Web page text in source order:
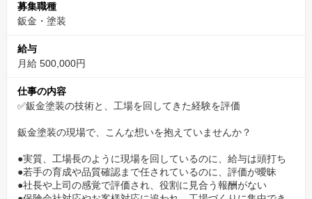
「今の職場では、工場を回しているのに待遇が変わらない」
「自分の経験を、もっと大きな環境で活かしたい」
す。
回送・保険対応・接客対応は分業。工場運営に集中で
BUDDICAのリペア工場では、分業体制を整えています。
募集職種
鈑金・塗装
給与
月給 500,000円
仕事の内容
✅鈑金塗装の技術と、工場を回してきた経験を評価
鈑金塗装の現場で、こんな想いを抱えていませんか？
●実質、工場長のように現場を回しているのに、給与は頭打ち
●若手の育成や品質確認まで任されているのに、評価が曖昧
●社長や上司の感覚で評価され、役割に見合う報酬がない